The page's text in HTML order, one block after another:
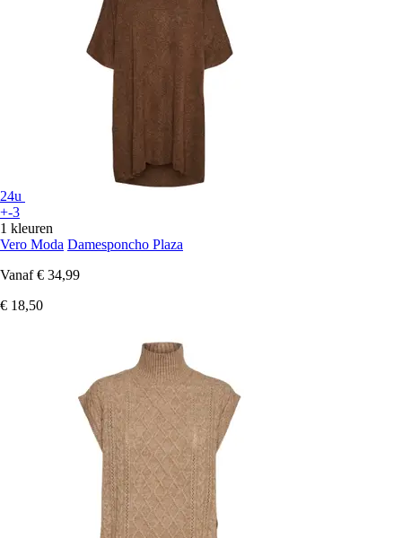
24u
+-3
1 kleuren
Vero Moda Damesponcho Plaza
Vanaf € 34,99
€ 18,50